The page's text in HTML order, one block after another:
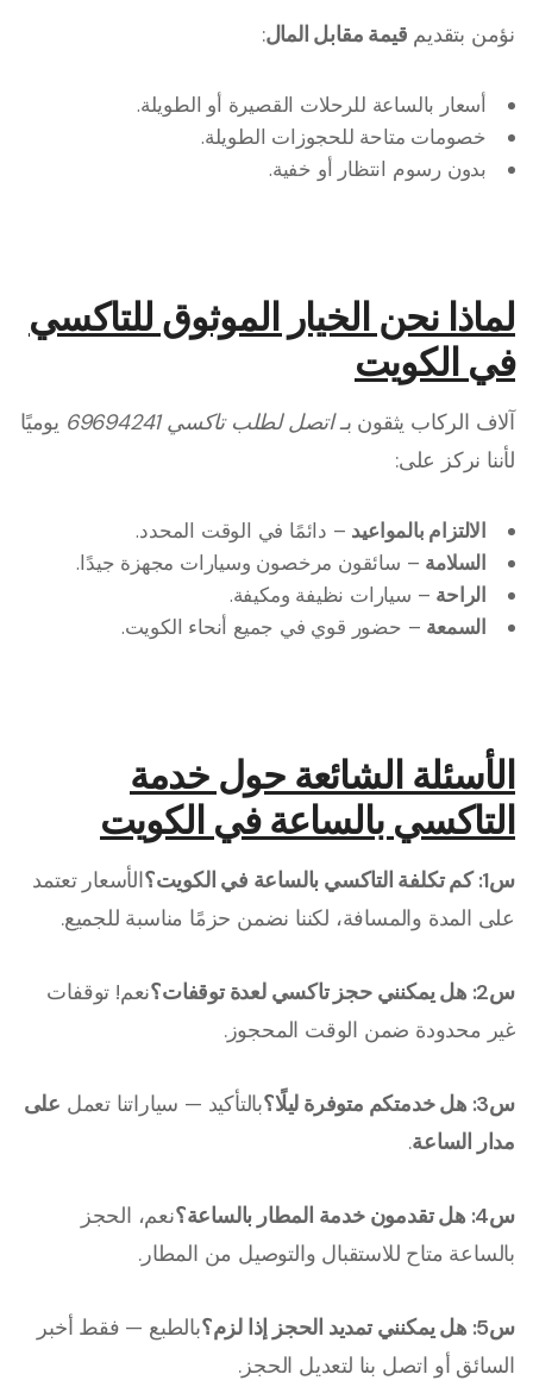
نؤمن بتقديم قيمة مقابل المال:
أسعار بالساعة للرحلات القصيرة أو الطويلة.
خصومات متاحة للحجوزات الطويلة.
بدون رسوم انتظار أو خفية.
لماذا نحن الخيار الموثوق للتاكسي
في الكويت
آلاف الركاب يثقون بـاتصل لطلب تاكسي 69694241
يوميًا
لأننا نركز على:
الالتزام بالمواعيد – دائمًا في الوقت المحدد.
السلامة – سائقون مرخصون وسيارات مجهزة جيدًا.
الراحة – سيارات نظيفة ومكيفة.
السمعة – حضور قوي في جميع أنحاء الكويت.
الأسئلة الشائعة حول خدمة
التاكسي بالساعة في الكويت
س1: كم تكلفة التاكسي بالساعة في الكويت؟
الأسعار تعتمد
على المدة والمسافة، لكننا نضمن حزمًا مناسبة للجميع.
س2: هل يمكنني حجز تاكسي لعدة توقفات؟
نعم! توقفات
غير محدودة ضمن الوقت المحجوز.
س3: هل خدمتكم متوفرة ليلًا؟ بالتأكيد — سياراتنا تعمل على
مدار الساعة.
س4: هل تقدمون خدمة المطار بالساعة؟
نعم، الحجز
بالساعة متاح للاستقبال والتوصيل من المطار.
س5: هل يمكنني تمديد الحجز إذا لزم؟
بالطبع — فقط أخبر
السائق أو اتصل بنا لتعديل الحجز.